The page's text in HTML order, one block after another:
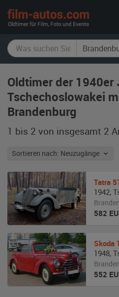
Oldtimer der 1940er
Tschechoslowakei
Brandenburg
1 bis 2 von insgesamt 2
Sortieren nach: Neuzugänge
Tatra
1942,
582
Skoda
1948,
552